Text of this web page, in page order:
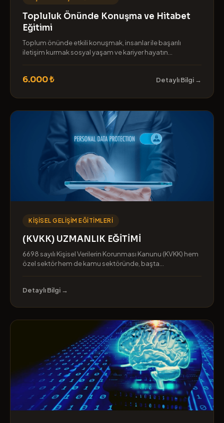
Topluluk Önünde Konuşma ve Hitabet
Eğitimi
Toplum önünde etkili konuşmak, insanlar ile başarılı
iletişim kurmak sosyal yaşam ve kariyer hayatın...
6.000 ₺ Detaylı Bilgi →
KIŞISEL GELIŞIM EĞITIMLERI
(KVKK) UZMANLIK EĞİTİMİ
6698 sayılı Kişisel Verilerin Korunması Kanunu (KVKK) hem
özel sektör hem de kamu sektöründe, başta...
Detaylı Bilgi →